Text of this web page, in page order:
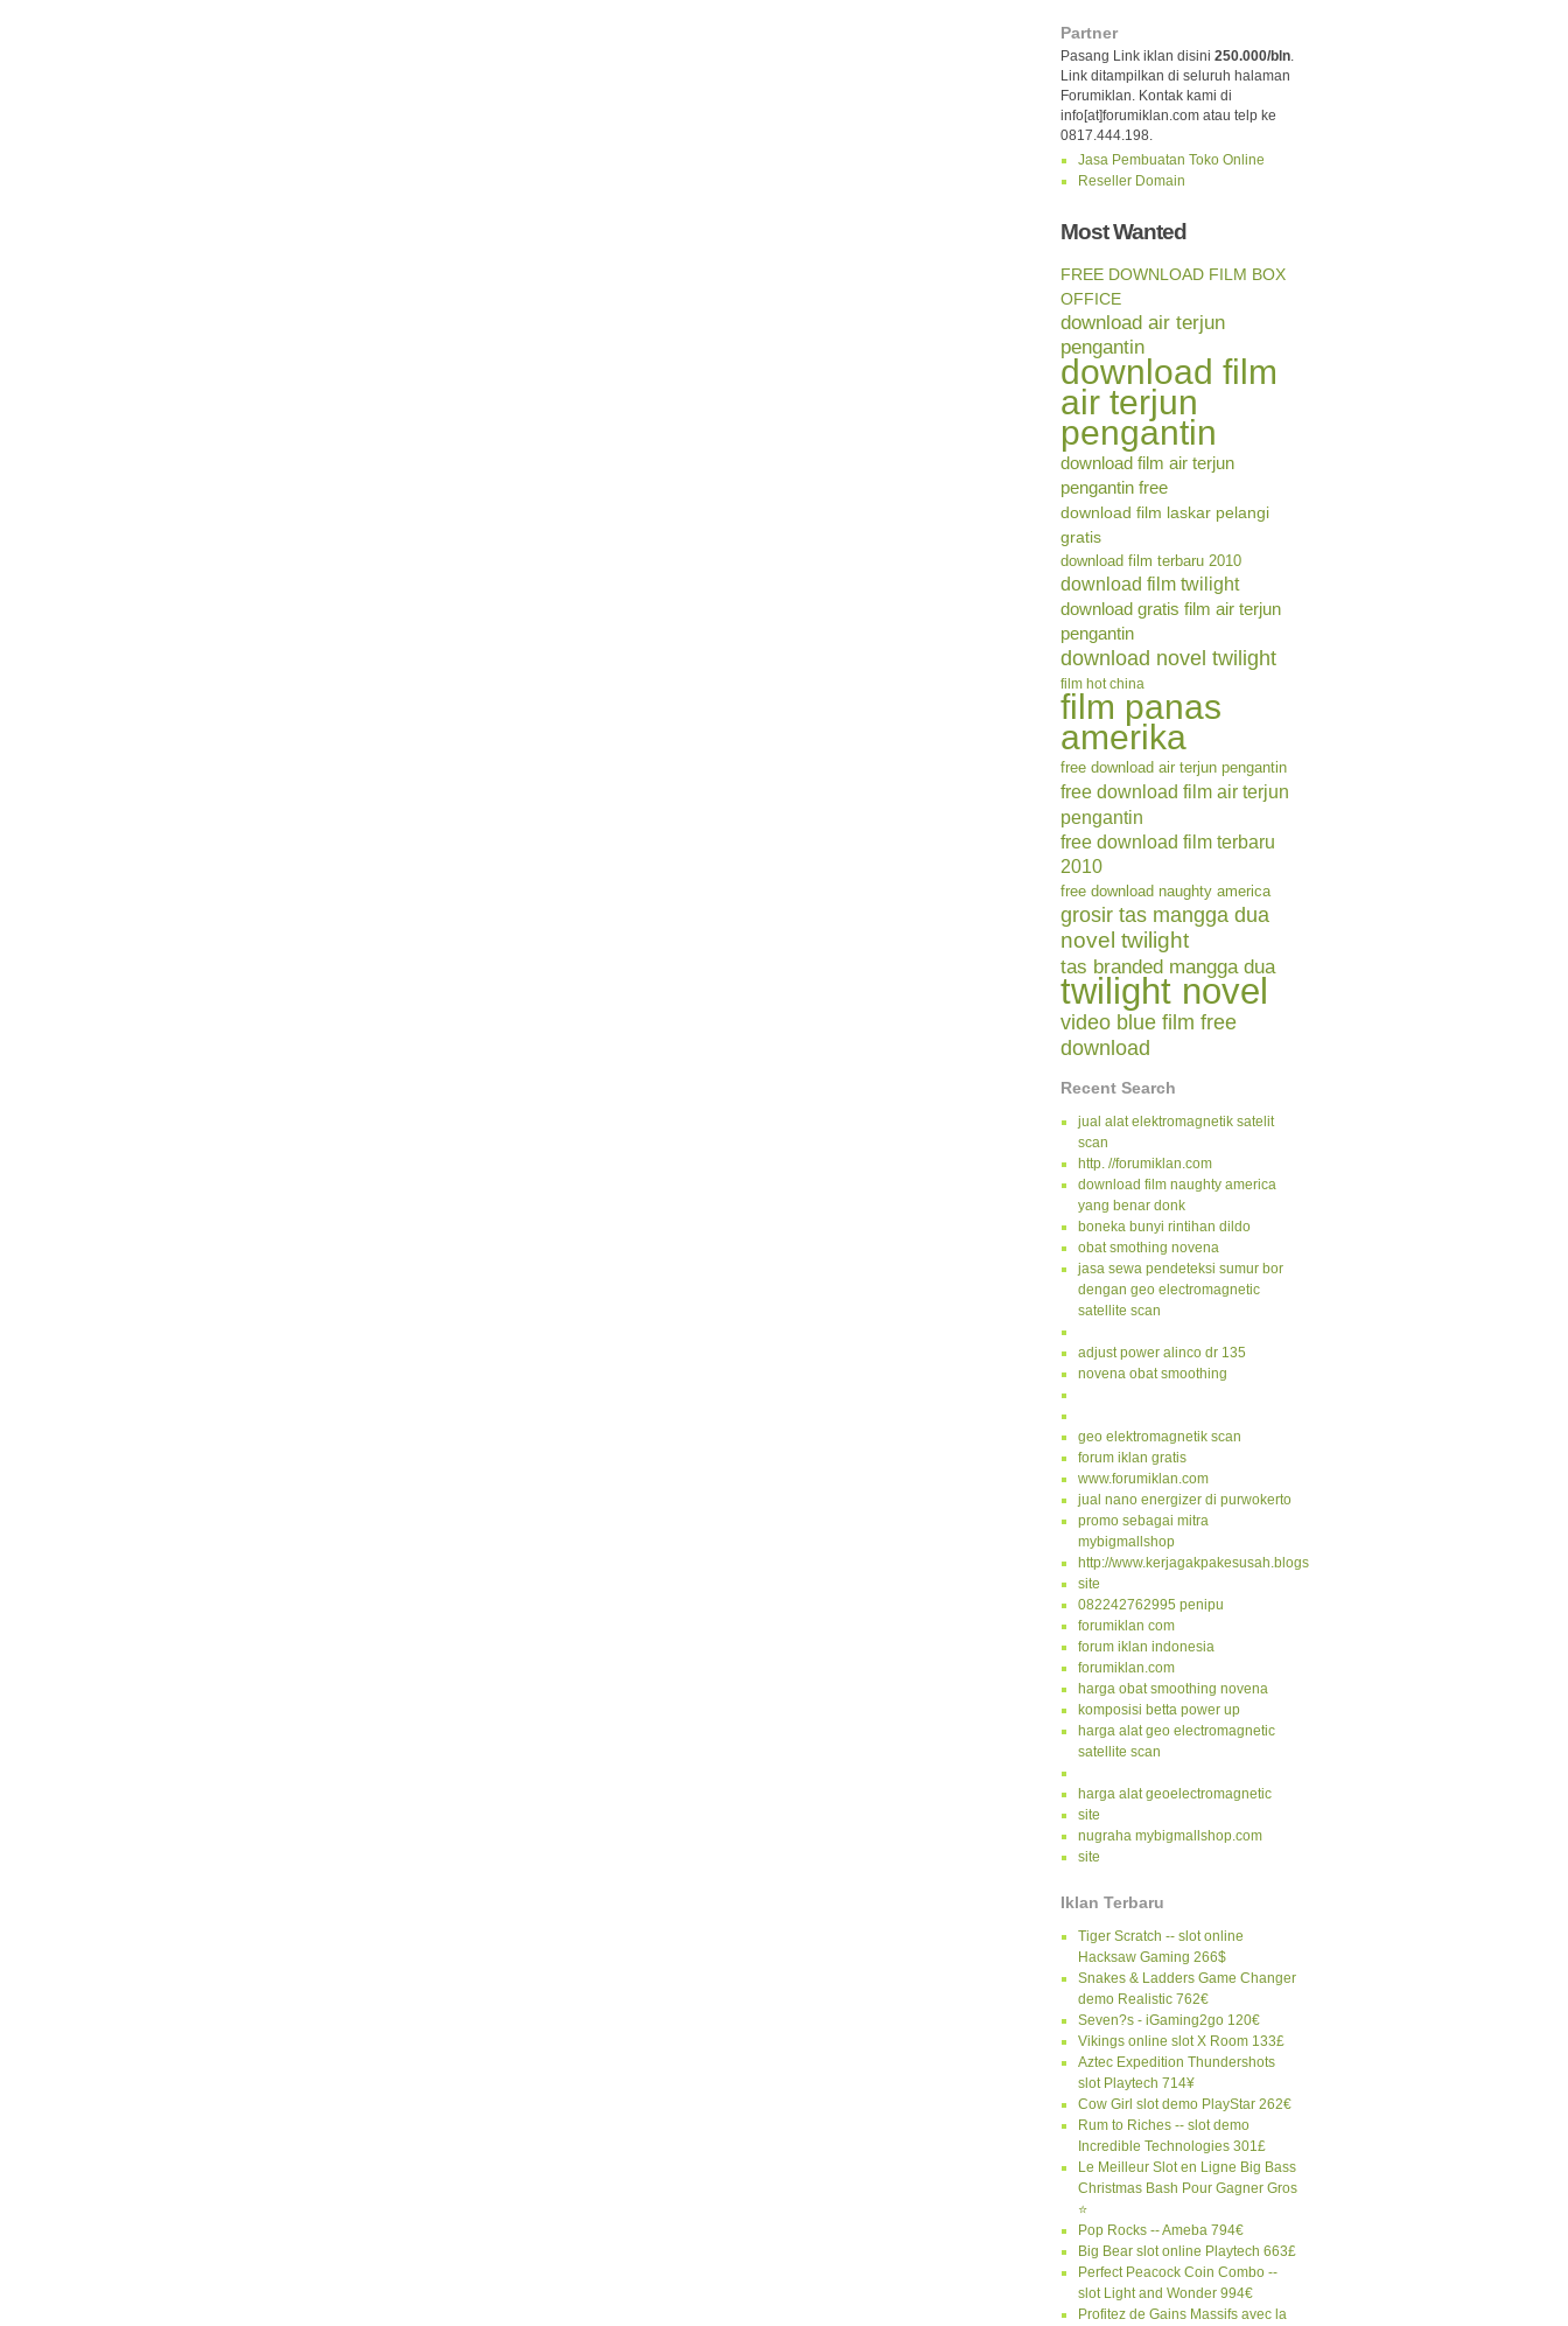
Partner
Pasang Link iklan disini 250.000/bln.
Link ditampilkan di seluruh halaman
Forumiklan. Kontak kami di
info[at]forumiklan.com atau telp ke
0817.444.198.
Jasa Pembuatan Toko Online
Reseller Domain
Most Wanted
FREE DOWNLOAD FILM BOX
OFFICE
download air terjun
pengantin
download film
air terjun
pengantin
download film air terjun
pengantin free
download film laskar pelangi
gratis
download film terbaru 2010
download film twilight
download gratis film air terjun
pengantin
download novel twilight
film hot china
film panas
amerika
free download air terjun pengantin
free download film air terjun
pengantin
free download film terbaru
2010
free download naughty america
grosir tas mangga dua
novel twilight
tas branded mangga dua
twilight novel
video blue film free
download
Recent Search
jual alat elektromagnetik satelit
scan
http. //forumiklan.com
download film naughty america
yang benar donk
boneka bunyi rintihan dildo
obat smothing novena
jasa sewa pendeteksi sumur bor
dengan geo electromagnetic
satellite scan
adjust power alinco dr 135
novena obat smoothing
geo elektromagnetik scan
forum iklan gratis
www.forumiklan.com
jual nano energizer di purwokerto
promo sebagai mitra
mybigmallshop
http://www.kerjagakpakesusah.blogspot.com/
site
082242762995 penipu
forumiklan com
forum iklan indonesia
forumiklan.com
harga obat smoothing novena
komposisi betta power up
harga alat geo electromagnetic
satellite scan
harga alat geoelectromagnetic
site
nugraha mybigmallshop.com
site
Iklan Terbaru
Tiger Scratch -- slot online
Hacksaw Gaming 266$
Snakes & Ladders Game Changer
demo Realistic 762€
Seven?s - iGaming2go 120€
Vikings online slot X Room 133£
Aztec Expedition Thundershots
slot Playtech 714¥
Cow Girl slot demo PlayStar 262€
Rum to Riches -- slot demo
Incredible Technologies 301£
Le Meilleur Slot en Ligne Big Bass
Christmas Bash Pour Gagner Gros
⭐
Pop Rocks -- Ameba 794€
Big Bear slot online Playtech 663£
Perfect Peacock Coin Combo --
slot Light and Wonder 994€
Profitez de Gains Massifs avec la